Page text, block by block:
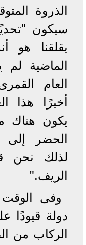
الذروة
سيكون
يقلقنا هو
الماضية
العام
أخيرًا هذا
يكون هناك
الحضر إلى
لذلك نحن
الريف."
دولة قيودًا
الركاب من